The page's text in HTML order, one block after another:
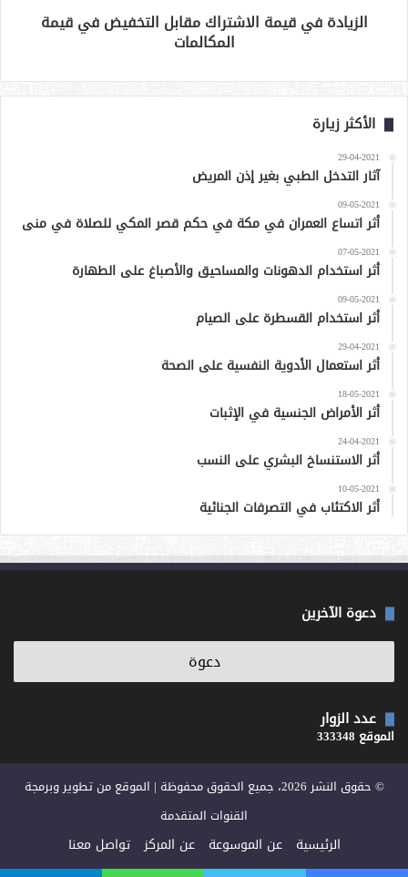
الزيادة في قيمة الاشتراك مقابل التخفيض في قيمة
المكالمات
الأكثر زيارة
29-04-2021
آثار التدخل الطبي بغير إذن المريض
09-05-2021
أثر اتساع العمران في مكة في حكم قصر المكي للصلاة في منى
07-05-2021
أثر استخدام الدهونات والمساحيق والأصباغ على الطهارة
09-05-2021
أثر استخدام القسطرة على الصيام
29-04-2021
أثر استعمال الأدوية النفسية على الصحة
18-05-2021
أثر الأمراض الجنسية في الإثبات
24-04-2021
أثر الاستنساخ البشري على النسب
10-05-2021
أثر الاكتئاب في التصرفات الجنائية
دعوة الآخرين
عدد الزوار
الموقع 333348
© حقوق النشر 2026، جميع الحقوق محفوظة | الموقع من تطوير وبرمجة
القنوات المتقدمة
الرئيسية عن الموسوعة عن المركز تواصل معنا